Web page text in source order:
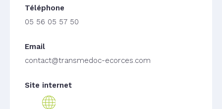
05 56 05 57 50
contact@transmedoc-ecorces.com